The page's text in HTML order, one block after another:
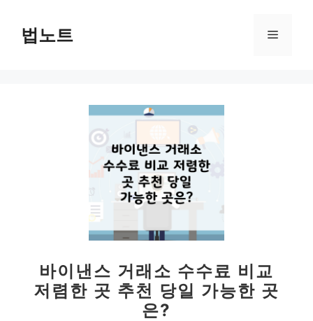
법노트 메
바이낸스 거래소 수수료 비교
저렴한 곳 추천 당일 가능한 곳
은?